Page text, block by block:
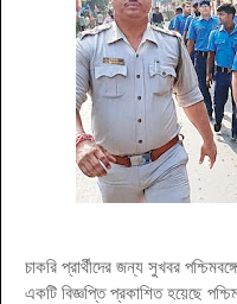
চাকরি প্রার্থীদের জন্য সুখবর
একটি বিজ্ঞপ্তি প্রকাশিত হয়েছে